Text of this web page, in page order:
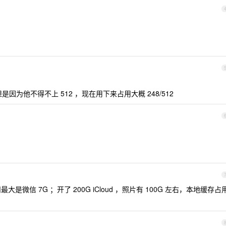
4
5
因为他不得不上 512 ，现在用下来占用大概 248/512
6
7
大是微信 7G ；开了 200G iCloud ，照片有 100G 左右，本地缓存占
8